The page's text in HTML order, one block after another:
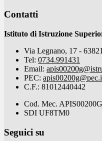
Contatti
Istituto di Istruzione
Via Legnano, 17 -
Tel: 0734.991431
Email:
PEC:
C.F.: 81012440442
Cod. Mec. APIS00200G
SDI UF8TM0
Seguici su